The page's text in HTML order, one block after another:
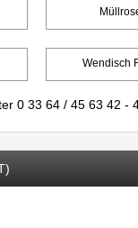
Wendisch
0 33 64 / 45 63 42 -